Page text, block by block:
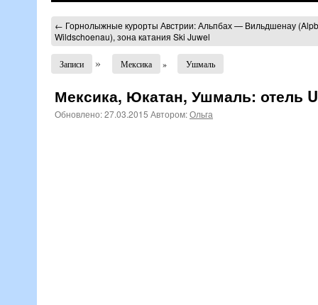
← Горнолыжные курорты Австрии: Альпбах — Вильдшенау
Wildschoenau), зона катания Ski Juwel
Записи » Мексика » Ушмаль
Мексика, Юкатан, Ушмаль: отель
Обновлено:27.03.2015 Автором:Ольга